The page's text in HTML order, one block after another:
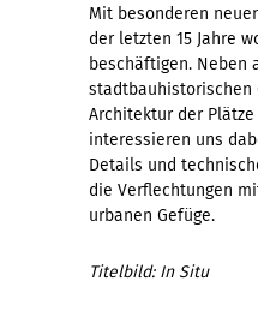
Mit besonderen
der letzten 15 Jahre
beschäftigen. Neben
stadtbauhistorischen
Architektur der
interessieren uns
Details und
die Verflechtungen
urbanen Gefüge.
Titelbild: In Situ